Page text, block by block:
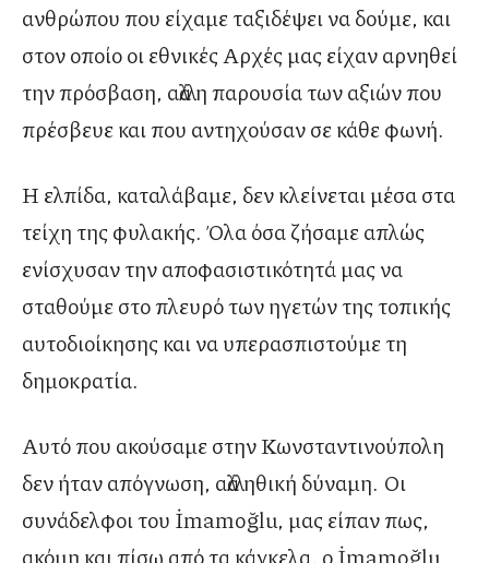
ανθρώπου που είχαμε ταξιδέψει να δούμε, και
στον οποίο οι εθνικές Αρχές μας είχαν αρνηθεί
την πρόσβαση, αλλά η παρουσία των αξιών που
πρέσβευε και που αντηχούσαν σε κάθε φωνή.
Η ελπίδα, καταλάβαμε, δεν κλείνεται μέσα στα
τείχη της φυλακής. Όλα όσα ζήσαμε απλώς
ενίσχυσαν την αποφασιστικότητά μας να
σταθούμε στο πλευρό των ηγετών της τοπικής
αυτοδιοίκησης και να υπερασπιστούμε τη
δημοκρατία.
Αυτό που ακούσαμε στην Κωνσταντινούπολη
δεν ήταν απόγνωση, αλλά ηθική δύναμη. Οι
συνάδελφοι του İmamoğlu, μας είπαν πως,
ακόμη και πίσω από τα κάγκελα, ο İmamoğlu